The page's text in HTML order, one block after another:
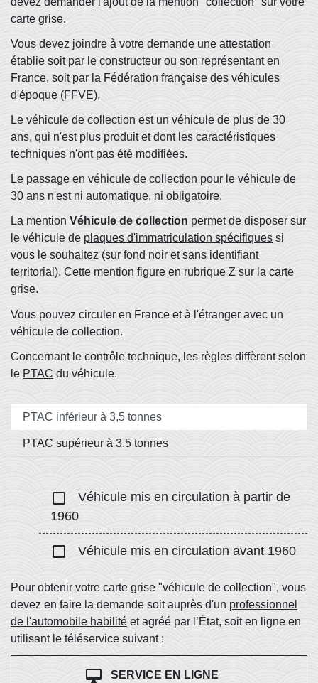
carte grise.
Vous devez joindre à votre demande une attestation
établie soit par le constructeur ou son représentant en
France, soit par la Fédération française des véhicules
d'époque (FFVE),
Le véhicule de collection est un véhicule de plus de 30
ans, qui n'est plus produit et dont les caractéristiques
techniques n'ont pas été modifiées.
Le passage en véhicule de collection pour le véhicule de
30 ans n'est ni automatique, ni obligatoire.
La mention Véhicule de collection permet de disposer sur
le véhicule de plaques d'immatriculation spécifiques si
vous le souhaitez (sur fond noir et sans identifiant
territorial). Cette mention figure en rubrique Z sur la carte
grise.
Vous pouvez circuler en France et à l'étranger avec un
véhicule de collection.
Concernant le contrôle technique, les règles diffèrent selon
le PTAC du véhicule.
PTAC inférieur à 3,5 tonnes
PTAC supérieur à 3,5 tonnes
check_box_outline_blank
Véhicule mis en circulation à partir de
1960
check_box_outline_blank Véhicule mis en circulation avant 1960
Pour obtenir votre carte grise "véhicule de collection", vous
devez en faire la demande soit auprès d'un professionnel
de l'automobile habilité et agréé par l’État, soit en ligne en
utilisant le téléservice suivant :
desktop_mac SERVICE EN LIGNE